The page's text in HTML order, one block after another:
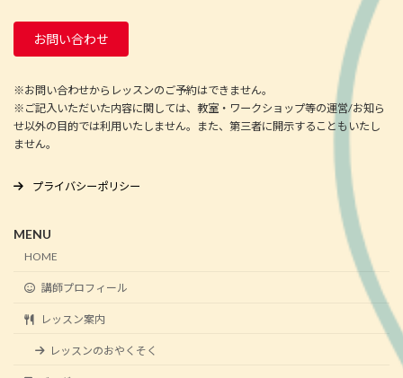
お問い合わせ
※お問い合わせからレッスンのご予約はできません。
※ご記入いただいた内容に関しては、教室・ワークショップ等の運営/お知ら
せ以外の目的では利用いたしません。また、第三者に開示することもいたし
ません。
プライバシーポリシー
MENU
HOME
講師プロフィール
レッスン案内
レッスンのおやくそく